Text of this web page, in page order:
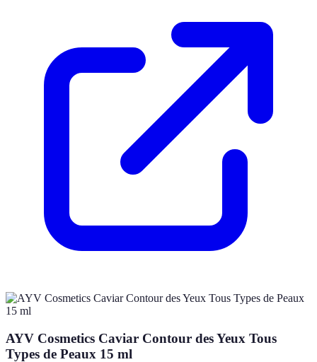
AYV Cosmetics Caviar Contour des Yeux Tous
Types de Peaux 15 ml